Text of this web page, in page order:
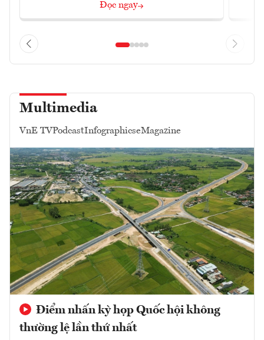
Đọc ngay
Multimedia
VnE TVPodcastInfographicseMagazine
Điểm nhấn kỳ họp Quốc hội không
thường lệ lần thứ nhất